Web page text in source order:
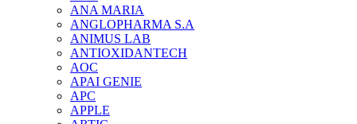
ANA MARIA
ANGLOPHARMA S.A
ANIMUS LAB
ANTIOXIDANTECH
AOC
APAI GENIE
APC
APPLE